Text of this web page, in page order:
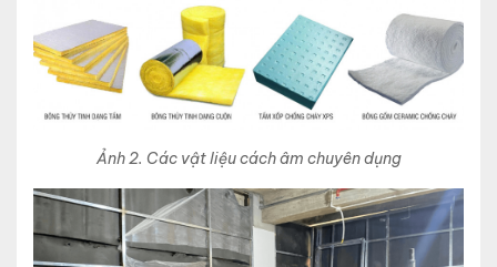
Ảnh 2. Các vật liệu cách âm chuyên dụng